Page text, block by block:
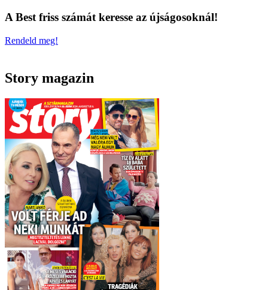
A Best friss számát keresse az újságosoknál!
Rendeld meg!
Story magazin